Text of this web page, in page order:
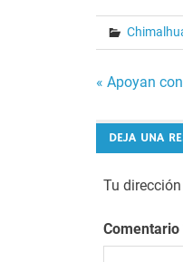
de
« Apoyan
DEJA UNA
Tu
Comentario